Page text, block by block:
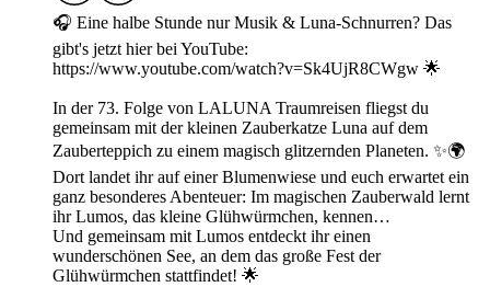
🎧 Eine halbe Stunde nur Musik & Luna-Schnurren? Das
gibt's jetzt hier bei YouTube:
https://www.youtube.com/watch?v=Sk4UjR8CWgw 🌟
In der 73. Folge von LALUNA Traumreisen fliegst du
gemeinsam mit der kleinen Zauberkatze Luna auf dem
Zauberteppich zu einem magisch glitzernden Planeten. ✨🌍
Dort landet ihr auf einer Blumenwiese und euch erwartet ein
ganz besonderes Abenteuer: Im magischen Zauberwald lernt
ihr Lumos, das kleine Glühwürmchen, kennen…
Und gemeinsam mit Lumos entdeckt ihr einen
wunderschönen See, an dem das große Fest der
Glühwürmchen stattfindet! 🌟